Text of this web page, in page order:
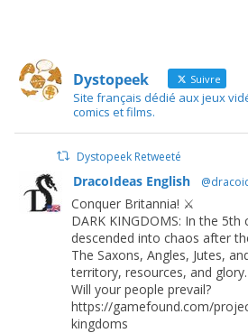
Dystopeek Suivre
Site français dédié aux jeux
comics et films.
Dystopeek Retweeté
DracoIdeas English
Conquer Britannia! ⚔️
DARK KINGDOMS: In the 5th
descended into chaos after
The Saxons, Angles, Jutes,
territory, resources, and glory.
Will your people prevail?
https://gamefound.com/
kingdoms